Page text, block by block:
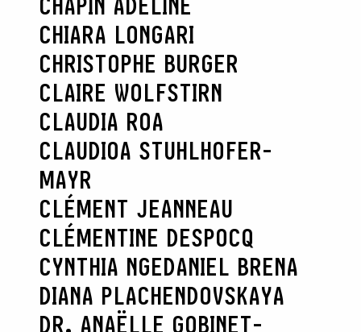
CHIARA LONGARI
CHRISTOPHE BURGER
CLAIRE WOLFSTIRN
CLAUDIA ROA
CLAUDIOA STUHLHOFER-
MAYR
CLÉMENT JEANNEAU
CLÉMENTINE DESPOCQ
CYNTHIA NGEDANIEL BRENA
DIANA PLACHENDOVSKAYA
DR. ANAËLLE GOBINET-